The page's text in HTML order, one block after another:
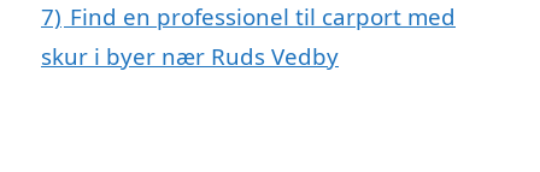
7) Find en professionel til carport med
skur i byer nær Ruds Vedby